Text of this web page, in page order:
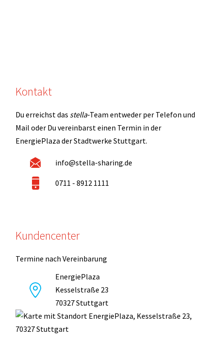
Kontakt
Du erreichst das stella-Team entweder per Telefon und
Mail oder Du vereinbarst einen Termin in der
EnergiePlaza der Stadtwerke Stuttgart.
info@stella-sharing.de
0711 - 8912 1111
Kundencenter
Termine nach Vereinbarung
EnergiePlaza
Kesselstraße 23
70327 Stuttgart